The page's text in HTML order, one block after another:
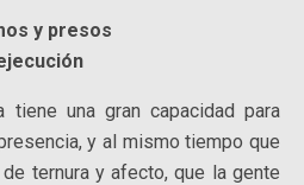
y presos
tiene una gran capacidad para
y al mismo tiempo que
ternura y afecto, que la gente